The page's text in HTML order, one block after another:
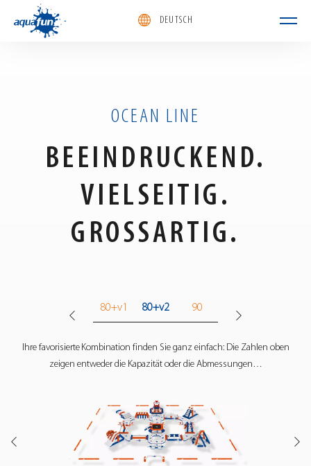
DEUTSCH
OCEAN LINE
BEEINDRUCKEND.
VIELSEITIG.
GROSSARTIG.
80+v1 80+v2 90
Ihre favorisierte Kombination finden Sie ganz einfach: Die Zahlen oben
zeigen entweder die Kapazität oder die Abmessungen…
ENTDECKE AQUAFUN
AUF YOUTUBE